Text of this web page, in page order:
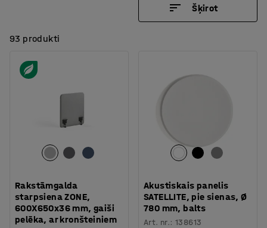
Šķirot
93 produkti
Rakstāmgalda
starpsiena ZONE,
600X650x36 mm, gaiši
pelēka, ar kronšteiniem
Akustiskais panelis
SATELLITE, pie sienas, Ø
780 mm, balts
Art. nr.:138613